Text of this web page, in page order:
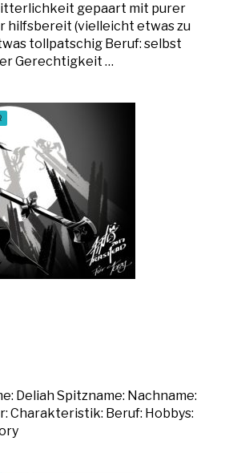
gepaart mit purer
hilfsbereit (vielleicht etwas zu
tollpatschig Beruf: selbst
Gerechtigkeit …
Deliah Spitzname: Nachname:
Charakteristik: Beruf: Hobbys: